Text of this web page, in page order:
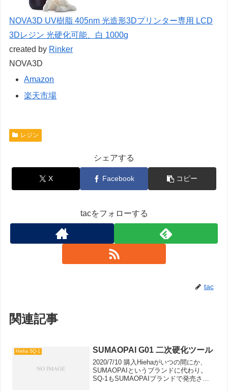
NOVA3D UV樹脂 405nm 光造形3Dプリンター専用 LCD
3Dレジン 光硬化可能、白 1000g
created by Rinker
NOVA3D
Amazon
楽天市場
レジン
シェアする
X Facebook コピー
tacをフォローする
tac
関連記事
Hieha SQ-1 SUMAOPAI G01 二次硬化ツール
2020/7/10 購入Hiehaがいつの間にか、
SUMAOPAIというブランドに代わり。
SQ-1もSUMAOPAIブランドで発売され